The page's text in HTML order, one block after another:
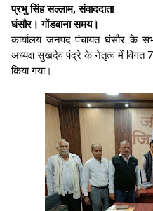
प्रभु सिंह सल्लाम, संवाददाता
घंसौर। गोंडवाना समय।
कार्यालय जनपद पंचायत घंसौर के
अध्यक्ष सुखदेव पंद्रे के नेतृत्व में विगत
किया गया।